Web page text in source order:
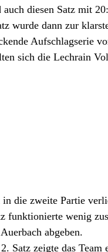
auch diesen Satz mit
wurde dann zur
Aufschlagserie
sich die Lechrain
in die zweite Partie
funktionierte wenig
abgeben.
Satz zeigte das